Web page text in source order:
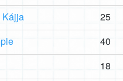
Kájja 25
40
18